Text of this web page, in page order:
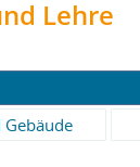
Lehre
Gebäude